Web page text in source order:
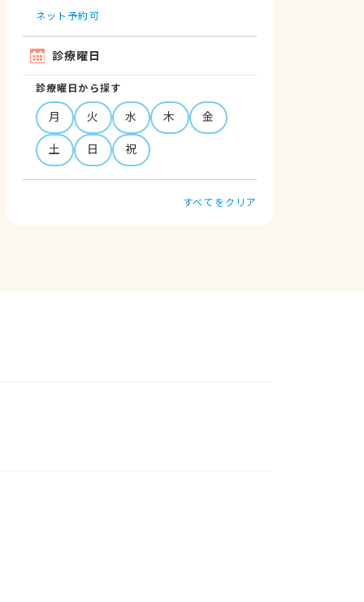
ネット予約可
診療曜日
診療曜日から探す
月 火 水 木
金
土
日 祝
すべてをクリア